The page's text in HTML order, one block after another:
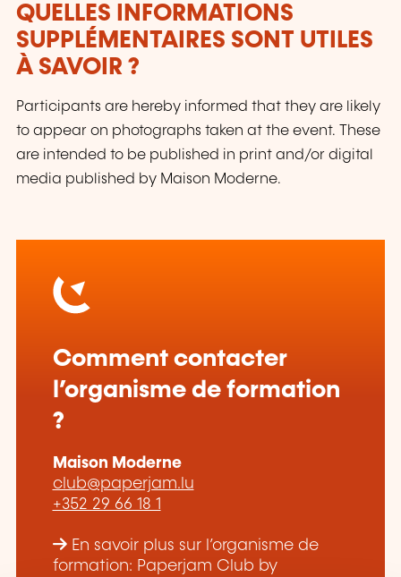
QUELLES INFORMATIONS
SUPPLÉMENTAIRES SONT UTILES
À SAVOIR ?
Participants are hereby informed that they are likely
to appear on photographs taken at the event. These
are intended to be published in print and/or digital
media published by Maison Moderne.
Comment contacter
l’organisme de formation
?
Maison Moderne
club@paperjam.lu
+352 29 66 18 1
En savoir plus sur l’organisme de
formation: Paperjam Club by